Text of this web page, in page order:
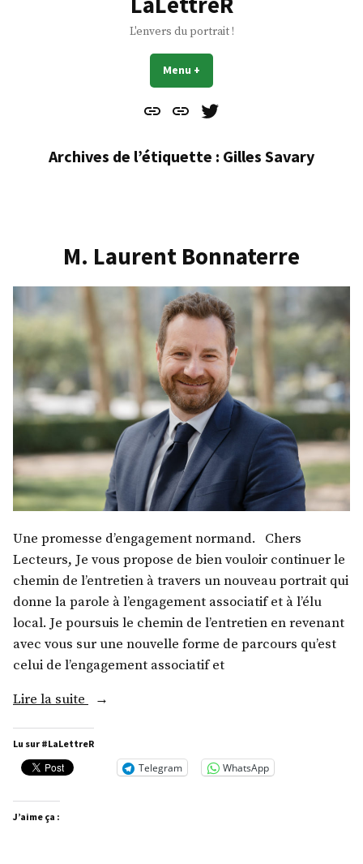
L'envers du portrait !
Menu +
Contact
À
Mes
Archives de l’étiquette : Gilles Savary
M. Laurent Bonnaterre
Une promesse d’engagement normand. Chers
Lecteurs, Je vous propose de bien vouloir continuer le
chemin de l’entretien à travers un nouveau portrait qui
donne la parole à l’engagement associatif et à l’élu
local. Je poursuis le chemin de l’entretien en revenant
avec vous sur une nouvelle forme de parcours qu’est
celui de l’engagement associatif et
Lire la suite
« M.
Bonnaterre »
Lu sur #LaLettreR
Telegram WhatsApp
J’aime ça :